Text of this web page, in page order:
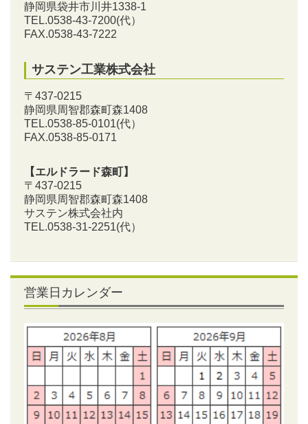
静岡県袋井市川井1338-1
TEL.0538-43-7200(代）
FAX.0538-43-7222
サステン工業株式会社
〒437-0215
静岡県周智郡森町森1408
TEL.0538-85-0101(代）
FAX.0538-85-0171
【エルドラード森町】
〒437-0215
静岡県周智郡森町森1408
サステン株式会社内
TEL.0538-31-2251(代）
営業日カレンダー